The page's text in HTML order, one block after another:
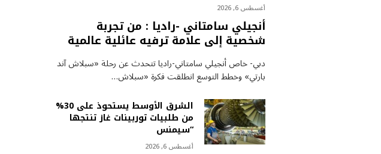
أغسطس 6, 2026
أنجيلي سامتاني -راديا : من تجربة
شخصية إلى علامة ترفيه عائلية عالمية
دبي- خاص أنجيلي سامتاني-راديا تتحدث عن رحلة «سبلاش آند
بارتي» وخطط التوسع انطلقت فكرة «سبلاش…
الشرق الأوسط يستحوذ على 30%
من طلبيات توربينات غاز تنتجها
“سيمنس
أغسطس 6, 2026